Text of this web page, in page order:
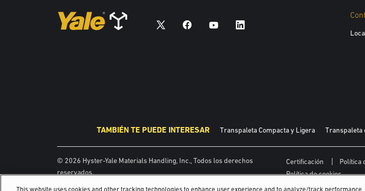
TAMBIÉN TE PUEDE INTERESAR Transpaleta Compacta y Ligera Transpaleta
© 2026 Hyster-Yale Materials Handling, Inc., Todos los derechos
reservados.
Certificación Política
Política de cookies
This website uses cookies and other tracking technologies to enhance user experience and to analyze/track performance,